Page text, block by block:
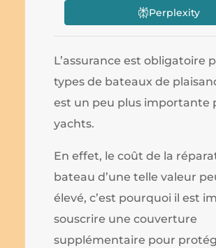
Perplexity
L’assurance est obligatoire
types de bateaux de
est un peu plus importante
yachts.
En effet, le coût de la
bateau d’une telle valeur
élevé, c’est pourquoi il est
souscrire une couverture
supplémentaire pour